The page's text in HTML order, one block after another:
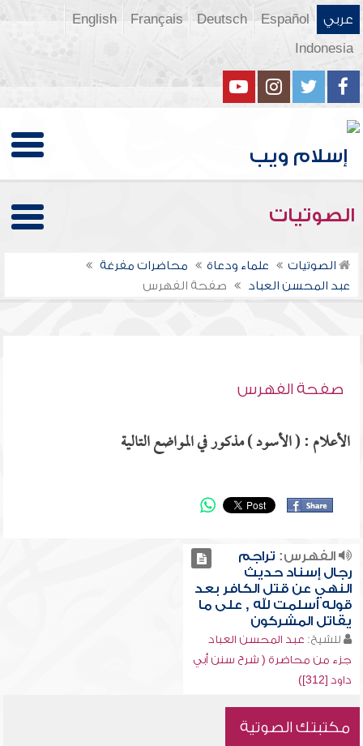
عربي Español
Deutsch
Français
English
Indonesia
الصوتيات
الصوتيات علماء ودعاة
محاضرات مفرغة
عبد المحسن العباد
صفحة الفهرس
صفحة الفهرس
الأعلام : ( الأسود ) مذكور في المواضع التالية
الفهرس: تراجم
رجال إسناد حديث
النهي عن قتل الكافر بعد
قوله أسلمت لله , على ما
يقاتل المشركون
للشيخ: عبد المحسن العباد
جزء من محاضرة ( شرح سنن أبي
داود [312])
مكتبتك الصوتية